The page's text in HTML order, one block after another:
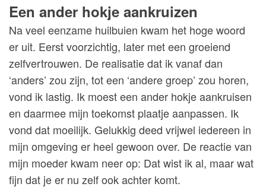
Een ander hokje aankruizen
Na veel eenzame huilbuien kwam het hoge woord
er uit. Eerst voorzichtig, later met een groeiend
zelfvertrouwen. De realisatie dat ik vanaf dan
‘anders’ zou zijn, tot een ‘andere groep’ zou horen,
vond ik lastig. Ik moest een ander hokje aankruisen
en daarmee mijn toekomst plaatje aanpassen. Ik
vond dat moeilijk. Gelukkig deed vrijwel iedereen in
mijn omgeving er heel gewoon over. De reactie van
mijn moeder kwam neer op: Dat wist ik al, maar wat
fijn dat je er nu zelf ook achter komt.